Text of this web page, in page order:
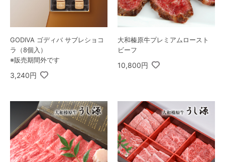
GODIVA ゴディバ サブレショコ
ラ（8個入）
※販売期間外です
3,240円
大和榛原牛プレミアムロースト
ビーフ
10,800円